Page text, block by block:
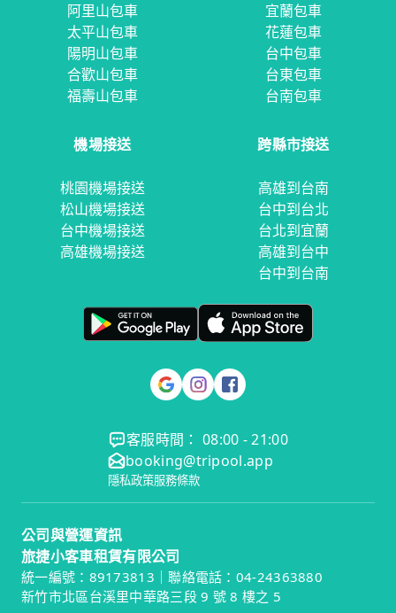
阿里山包車
太平山包車
陽明山包車
合歡山包車
福壽山包車
宜蘭包車
花蓮包車
台中包車
台東包車
台南包車
機場接送
桃園機場接送
松山機場接送
台中機場接送
高雄機場接送
跨縣市接送
高雄到台南
台中到台北
台北到宜蘭
高雄到台中
台中到台南
客服時間： 08:00 - 21:00
booking@tripool.app
隱私政策服務條款
公司與營運資訊
旅捷小客車租賃有限公司
統一編號：89173813｜聯絡電話：04-24363880
新竹市北區台溪里中華路三段 9 號 8 樓之 5